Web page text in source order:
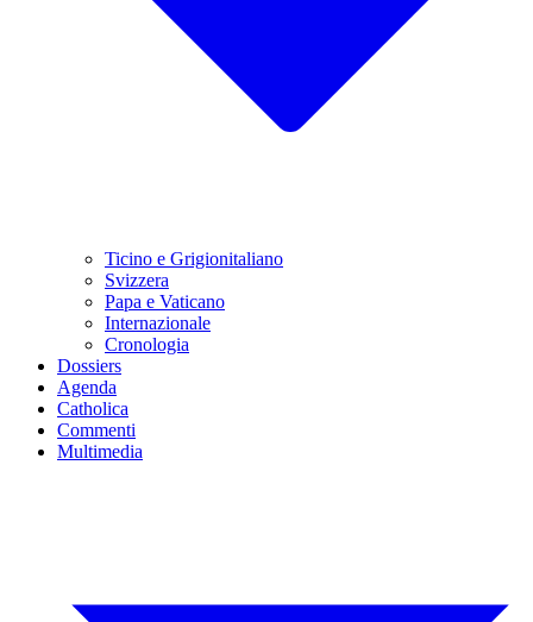
Ticino e Grigionitaliano
Svizzera
Papa e Vaticano
Internazionale
Cronologia
Dossiers
Agenda
Catholica
Commenti
Multimedia